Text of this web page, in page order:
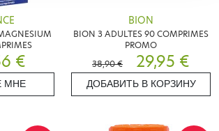
€
МНЕ
BION
BION 3 ADULTES 90 COMPRIMES
PROMO
38,90 €
29,95 €
ДОБАВИТЬ В КОРЗИНУ